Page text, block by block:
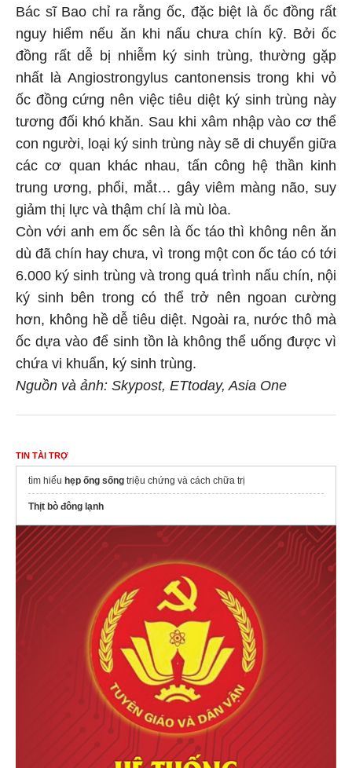
Bác sĩ Bao chỉ ra rằng ốc, đặc biệt là ốc đồng rất
nguy hiểm nếu ăn khi nấu chưa chín kỹ. Bởi ốc
đồng rất dễ bị nhiễm ký sinh trùng, thường gặp
nhất là Angiostrongylus cantonensis trong khi vỏ
ốc đồng cứng nên việc tiêu diệt ký sinh trùng này
tương đối khó khăn. Sau khi xâm nhập vào cơ thể
con người, loại ký sinh trùng này sẽ di chuyển giữa
các cơ quan khác nhau, tấn công hệ thần kinh
trung ương, phổi, mắt… gây viêm màng não, suy
giảm thị lực và thậm chí là mù lòa.
Còn với anh em ốc sên là ốc táo thì không nên ăn
dù đã chín hay chưa, vì trong một con ốc táo có tới
6.000 ký sinh trùng và trong quá trình nấu chín, nội
ký sinh bên trong có thể trở nên ngoan cường
hơn, không hề dễ tiêu diệt. Ngoài ra, nước thô mà
ốc dựa vào để sinh tồn là không thể uống được vì
chứa vi khuẩn, ký sinh trùng.
Nguồn và ảnh: Skypost, ETtoday, Asia One
TIN TÀI TRỢ
tìm hiểu hẹp ống sống triệu chứng và cách chữa trị
Thịt bò đông lạnh